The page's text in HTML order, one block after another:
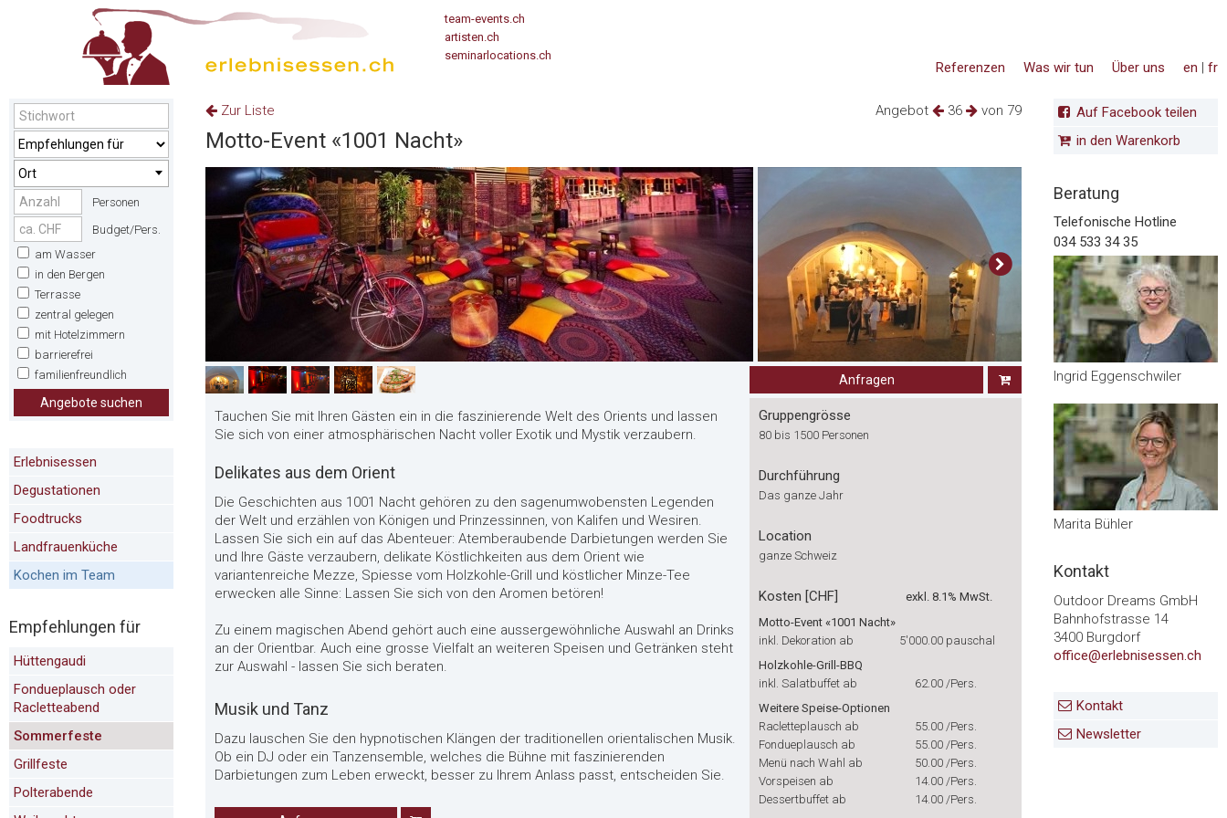
team-events.ch
artisten.ch
seminarlocations.ch
en | fr
Über uns
Was wir tun
Referenzen
Ort
Personen
Budget/Pers.
am Wasser
in den Bergen
Terrasse
zentral gelegen
mit Hotelzimmern
barrierefrei
familienfreundlich
Angebote suchen
Erlebnisessen
Degustationen
Foodtrucks
Landfrauenküche
Kochen im Team
Empfehlungen für
Hüttengaudi
Fondueplausch oder
Racletteabend
Sommerfeste
Grillfeste
Polterabende
Angebot 36 von 79
Zur Liste
Motto-Event «1001 Nacht»
Anfragen
Tauchen Sie mit Ihren Gästen ein in die faszinierende Welt des Orients und lassen
Sie sich von einer atmosphärischen Nacht voller Exotik und Mystik verzaubern.
Delikates aus dem Orient
Die Geschichten aus 1001 Nacht gehören zu den sagenumwobensten Legenden
der Welt und erzählen von Königen und Prinzessinnen, von Kalifen und Wesiren.
Lassen Sie sich ein auf das Abenteuer: Atemberaubende Darbietungen werden Sie
und Ihre Gäste verzaubern, delikate Köstlichkeiten aus dem Orient wie
variantenreiche Mezze, Spiesse vom Holzkohle-Grill und köstlicher Minze-Tee
erwecken alle Sinne: Lassen Sie sich von den Aromen betören!
Zu einem magischen Abend gehört auch eine aussergewöhnliche Auswahl an Drinks
an der Orientbar. Auch eine grosse Vielfalt an weiteren Speisen und Getränken steht
zur Auswahl - lassen Sie sich beraten.
Musik und Tanz
Dazu lauschen Sie den hypnotischen Klängen der traditionellen orientalischen Musik.
Ob ein DJ oder ein Tanzensemble, welches die Bühne mit faszinierenden
Darbietungen zum Leben erweckt, besser zu Ihrem Anlass passt, entscheiden Sie.
Gruppengrösse
80 bis 1500 Personen
Durchführung
Das ganze Jahr
Location
ganze Schweiz
Kosten [CHF]
exkl. 8.1% MwSt.
Motto-Event «1001 Nacht»
inkl. Dekoration ab
5'000.00 pauschal
Holzkohle-Grill-BBQ
inkl. Salatbuffet ab
62.00 /Pers.
Weitere Speise-Optionen
Racletteplausch ab
55.00 /Pers.
Fondueplausch ab
55.00 /Pers.
Menü nach Wahl ab
50.00 /Pers.
Vorspeisen ab
14.00 /Pers.
Dessertbuffet ab
14.00 /Pers.
Auf Facebook teilen
in den Warenkorb
Beratung
Telefonische Hotline
034 533 34 35
Ingrid Eggenschwiler
Marita Bühler
Kontakt
Outdoor Dreams GmbH
Bahnhofstrasse 14
3400 Burgdorf
office@erlebnisessen.ch
Kontakt
Newsletter